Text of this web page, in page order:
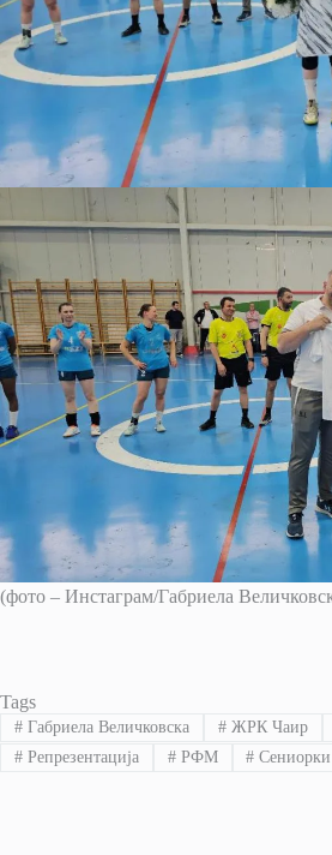
(фото – Инстаграм/Габриела
Tags
#Габриела Величковска #ЖРК Чаир
#Репрезентација #РФМ # Сениорки